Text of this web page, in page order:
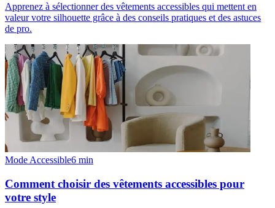
Apprenez à sélectionner des vêtements accessibles qui mettent en
valeur votre silhouette grâce à des conseils pratiques et des astuces
de pro.
Mode Accessible6 min
Comment choisir des vêtements accessibles pour
votre style